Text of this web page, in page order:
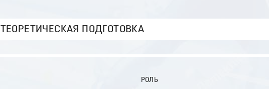
ТЕОРЕТИЧЕСКАЯ ПОДГОТОВКА
РОЛЬ